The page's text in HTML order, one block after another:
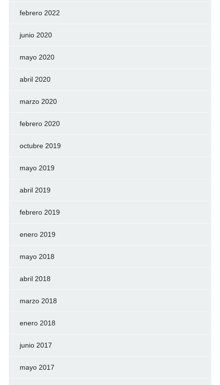
febrero 2022
junio 2020
mayo 2020
abril 2020
marzo 2020
febrero 2020
octubre 2019
mayo 2019
abril 2019
febrero 2019
enero 2019
mayo 2018
abril 2018
marzo 2018
enero 2018
junio 2017
mayo 2017